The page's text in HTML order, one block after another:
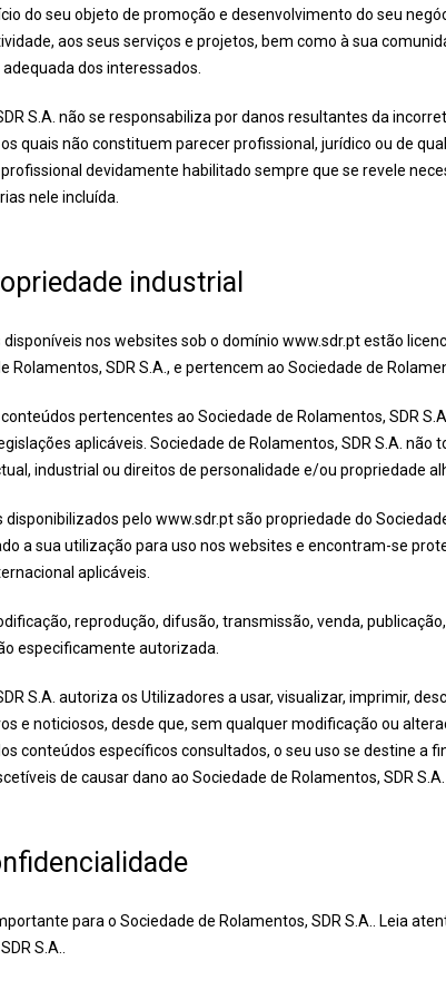
do seu objeto de promoção e desenvolvimento do seu
aos seus serviços e projetos, bem como à sua
dos interessados.
S.A. não se responsabiliza por danos resultantes da
quais não constituem parecer profissional, jurídico ou de
devidamente habilitado sempre que se revele
nele incluída.
industrial
nos websites sob o domínio www.sdr.pt estão
SDR S.A., e pertencem ao Sociedade de
pertencentes ao Sociedade de Rolamentos, SDR
aplicáveis. Sociedade de Rolamentos, SDR S.A. não
industrial ou direitos de personalidade e/ou propriedade
pelo www.sdr.pt são propriedade do
a sua utilização para uso nos websites e encontram-se
aplicáveis.
reprodução, difusão, transmissão, venda,
especificamente autorizada.
S.A. autoriza os Utilizadores a usar, visualizar, imprimir,
e noticiosos, desde que, sem qualquer modificação ou
conteúdos específicos consultados, o seu uso se destine a
de causar dano ao Sociedade de Rolamentos, SDR
para o Sociedade de Rolamentos, SDR S.A.. Leia
S.A..